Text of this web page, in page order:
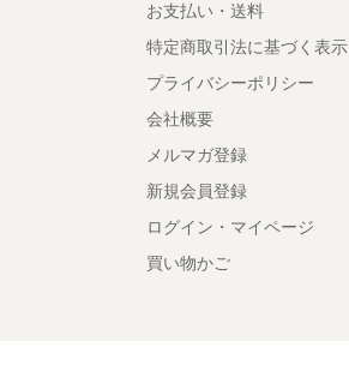
お支払い・送料
特定商取引法に基づく表示
プライバシーポリシー
会社概要
メルマガ登録
新規会員登録
ログイン・マイページ
買い物かご